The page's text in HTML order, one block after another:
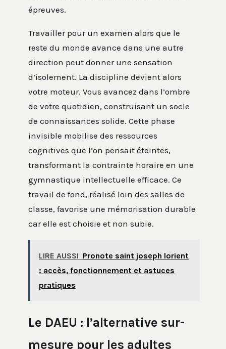
épreuves.
Travailler pour un examen alors que le
reste du monde avance dans une autre
direction peut donner une sensation
d’isolement. La discipline devient alors
votre moteur. Vous avancez dans l’ombre
de votre quotidien, construisant un socle
de connaissances solide. Cette phase
invisible mobilise des ressources
cognitives que l’on pensait éteintes,
transformant la contrainte horaire en une
gymnastique intellectuelle efficace. Ce
travail de fond, réalisé loin des salles de
classe, favorise une mémorisation durable
car elle est choisie et non subie.
LIRE AUSSI Pronote saint joseph lorient
: accès, fonctionnement et astuces
pratiques
Le DAEU : l’alternative sur-
mesure pour les adultes